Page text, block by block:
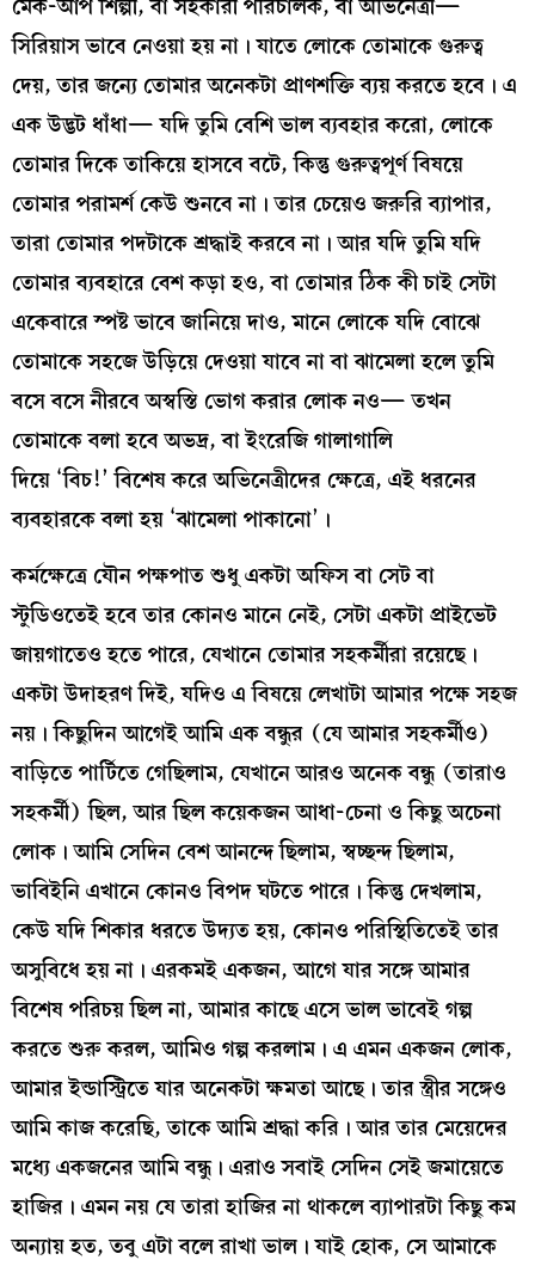
সিরিয়াস ভাবে নেওয়া হয় না। যাতে লোকে তোমাকে গুরুত্ব
দেয়, তার জন্যে তোমার অনেকটা প্রাণশক্তি ব্যয় করতে হবে। এ
এক উদ্ভট ধাঁধা— যদি তুমি বেশি ভাল ব্যবহার করো, লোকে
তোমার দিকে তাকিয়ে হাসবে বটে, কিন্তু গুরুত্বপূর্ণ বিষয়ে
তোমার পরামর্শ কেউ শুনবে না। তার চেয়েও জরুরি ব্যাপার,
তারা তোমার পদটাকে শ্রদ্ধাই করবে না। আর যদি তুমি যদি
তোমার ব্যবহারে বেশ কড়া হও, বা তোমার ঠিক কী চাই সেটা
একেবারে স্পষ্ট ভাবে জানিয়ে দাও, মানে লোকে যদি বোঝে
তোমাকে সহজে উড়িয়ে দেওয়া যাবে না বা ঝামেলা হলে তুমি
বসে বসে নীরবে অস্বস্তি ভোগ করার লোক নও— তখন
তোমাকে বলা হবে অভদ্র, বা ইংরেজি গালাগালি
দিয়ে ‘বিচ!’ বিশেষ করে অভিনেত্রীদের ক্ষেত্রে, এই ধরনের
ব্যবহারকে বলা হয় ‘ঝামেলা পাকানো’।
কর্মক্ষেত্রে যৌন পক্ষপাত শুধু একটা অফিস বা সেট বা
স্টুডিওতেই হবে তার কোনও মানে নেই, সেটা একটা প্রাইভেট
জায়গাতেও হতে পারে, যেখানে তোমার সহকর্মীরা রয়েছে।
একটা উদাহরণ দিই, যদিও এ বিষয়ে লেখাটা আমার পক্ষে সহজ
নয়। কিছুদিন আগেই আমি এক বন্ধুর (যে আমার সহকর্মীও)
বাড়িতে পার্টিতে গেছিলাম, যেখানে আরও অনেক বন্ধু (তারাও
সহকর্মী) ছিল, আর ছিল কয়েকজন আধা-চেনা ও কিছু অচেনা
লোক। আমি সেদিন বেশ আনন্দে ছিলাম, স্বচ্ছন্দ ছিলাম,
ভাবিইনি এখানে কোনও বিপদ ঘটতে পারে। কিন্তু দেখলাম,
কেউ যদি শিকার ধরতে উদ্যত হয়, কোনও পরিস্থিতিতেই তার
অসুবিধে হয় না। এরকমই একজন, আগে যার সঙ্গে আমার
বিশেষ পরিচয় ছিল না, আমার কাছে এসে ভাল ভাবেই গল্প
করতে শুরু করল, আমিও গল্প করলাম। এ এমন একজন লোক,
আমার ইন্ডাস্ট্রিতে যার অনেকটা ক্ষমতা আছে। তার স্ত্রীর সঙ্গেও
আমি কাজ করেছি, তাকে আমি শ্রদ্ধা করি। আর তার মেয়েদের
মধ্যে একজনের আমি বন্ধু। এরাও সবাই সেদিন সেই জমায়েতে
হাজির। এমন নয় যে তারা হাজির না থাকলে ব্যাপারটা কিছু কম
অন্যায় হত, তবু এটা বলে রাখা ভাল। যাই হোক, সে আমাকে